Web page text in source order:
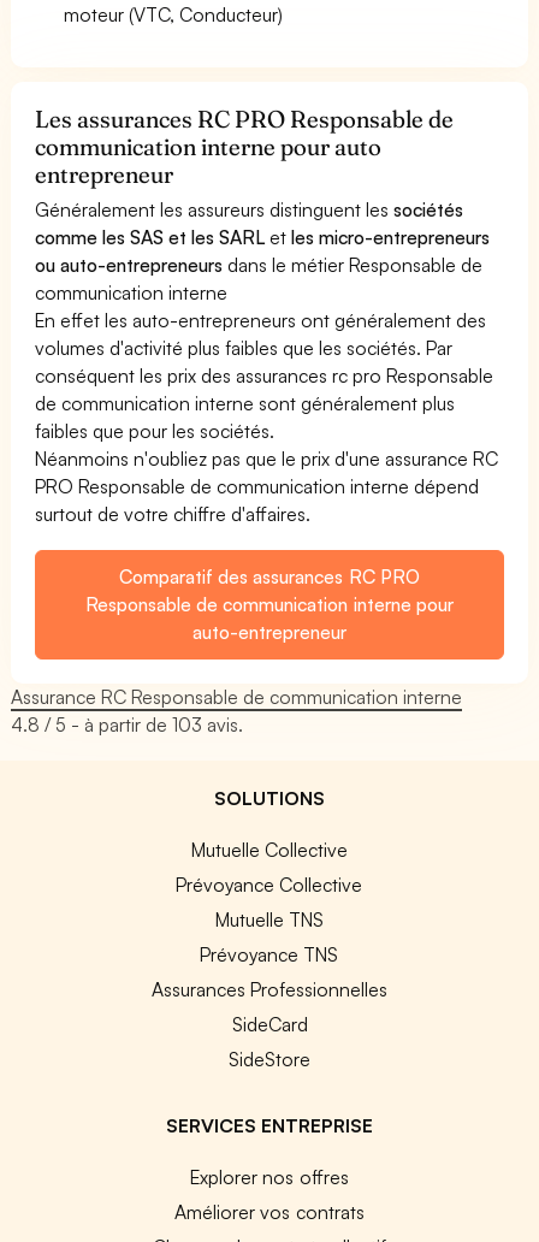
moteur (VTC, Conducteur)
Les assurances RC PRO Responsable de
communication interne pour auto
entrepreneur
Généralement les assureurs distinguent lessociétés
comme les SAS et les SARL etles micro-entrepreneurs
ou auto-entrepreneurs dans le métier Responsable de
communication interne
En effet les auto-entrepreneurs ont généralement des
volumes d'activité plus faibles que les sociétés. Par
conséquent les prix des assurances rc pro Responsable
de communication interne sont généralement plus
faibles que pour les sociétés.
Néanmoins n'oubliez pas que le prix d'une assurance RC
PRO Responsable de communication interne dépend
surtout de votre chiffre d'affaires.
Comparatif des assurances RC PRO
Responsable de communication interne pour
auto-entrepreneur
Assurance RC Responsable de communication interne
4.8 / 5 - à partir de103 avis.
SOLUTIONS
Mutuelle Collective
Prévoyance Collective
Mutuelle TNS
Prévoyance TNS
Assurances Professionnelles
SideCard
SideStore
SERVICES ENTREPRISE
Explorer nos offres
Améliorer vos contrats